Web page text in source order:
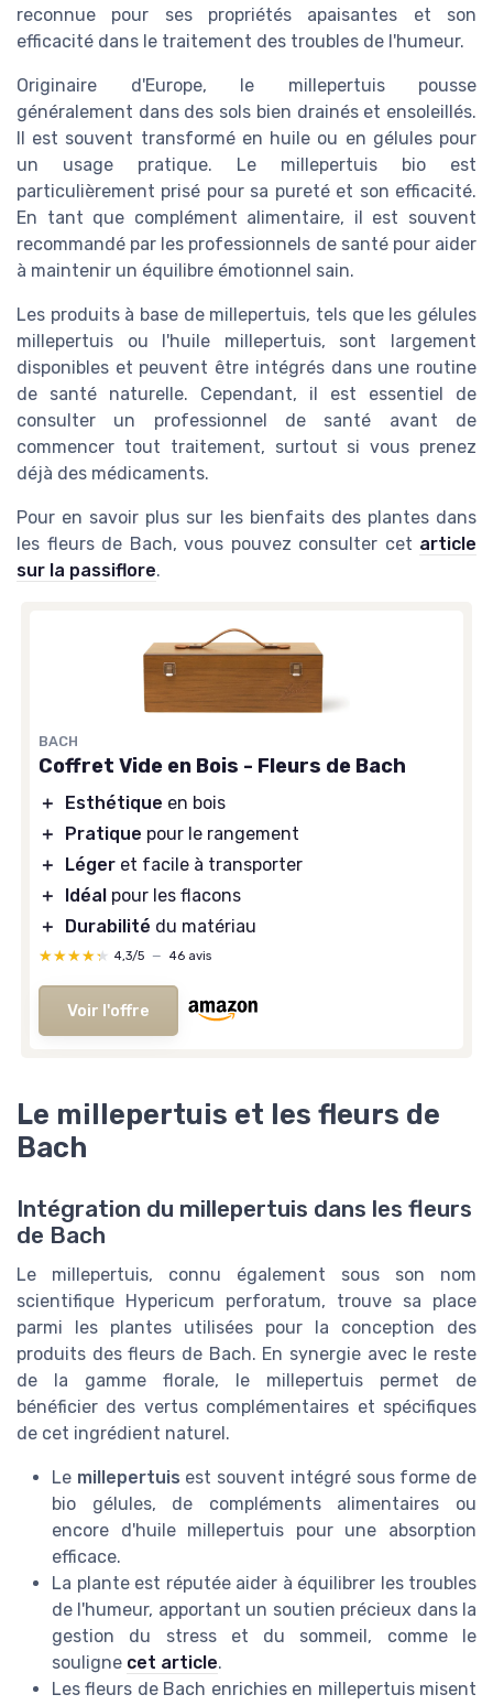
reconnue pour ses propriétés apaisantes et son
efficacité dans le traitement des troubles de l'humeur.
Originaire d'Europe, le millepertuis pousse
généralement dans des sols bien drainés et ensoleillés.
Il est souvent transformé en huile ou en gélules pour
un usage pratique. Le millepertuis bio est
particulièrement prisé pour sa pureté et son efficacité.
En tant que complément alimentaire, il est souvent
recommandé par les professionnels de santé pour aider
à maintenir un équilibre émotionnel sain.
Les produits à base de millepertuis, tels que les gélules
millepertuis ou l'huile millepertuis, sont largement
disponibles et peuvent être intégrés dans une routine
de santé naturelle. Cependant, il est essentiel de
consulter un professionnel de santé avant de
commencer tout traitement, surtout si vous prenez
déjà des médicaments.
Pour en savoir plus sur les bienfaits des plantes dans
les fleurs de Bach, vous pouvez consulter cet article
sur la passiflore.
BACH
Coffret Vide en Bois - Fleurs de Bach
＋ Esthétique en bois
＋
Pratique pour le rangement
＋
Léger et facile à transporter
＋
Idéal pour les flacons
＋
Durabilité du matériau
★★★★★
★★★★★ 4,3/5 — 46 avis
Voir l'offre
Le millepertuis et les fleurs de
Bach
Intégration du millepertuis dans les fleurs
de Bach
Le millepertuis, connu également sous son nom
scientifique Hypericum perforatum, trouve sa place
parmi les plantes utilisées pour la conception des
produits des fleurs de Bach. En synergie avec le reste
de la gamme florale, le millepertuis permet de
bénéficier des vertus complémentaires et spécifiques
de cet ingrédient naturel.
Le millepertuis est souvent intégré sous forme de
bio gélules, de compléments alimentaires ou
encore d'huile millepertuis pour une absorption
efficace.
La plante est réputée aider à équilibrer les troubles
de l'humeur, apportant un soutien précieux dans la
gestion du stress et du sommeil, comme le
souligne cet article.
Les fleurs de Bach enrichies en millepertuis misent